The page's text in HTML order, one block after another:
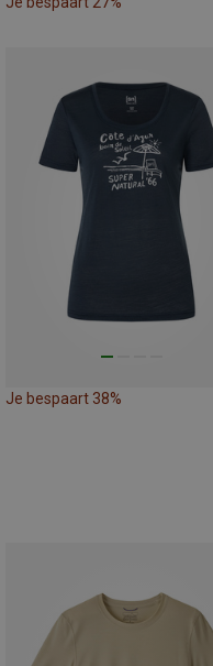
Je bespaart 38%